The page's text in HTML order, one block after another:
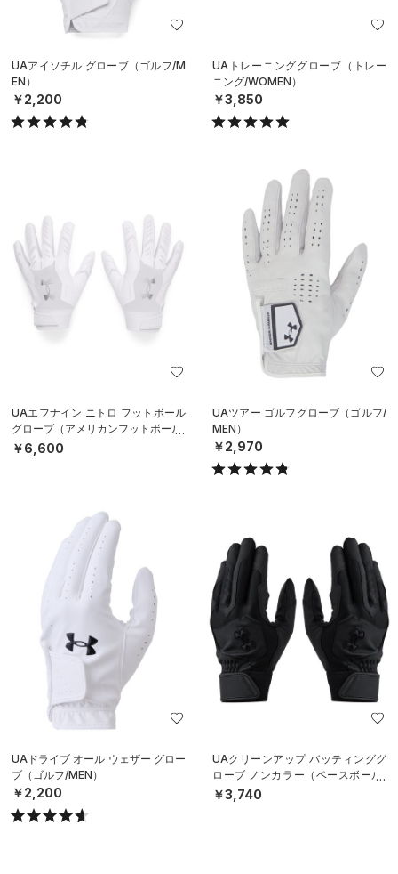
UAアイソチル グローブ（ゴルフ/M
EN）
￥2,200
UAトレーニンググローブ（トレー
ニング/WOMEN）
￥3,850
UAエフナイン ニトロ フットボール
グローブ（アメリカンフットボール/
MEN）
￥6,600
UAツアー ゴルフグローブ（ゴルフ/
MEN）
￥2,970
UAドライブ オール ウェザー グロー
ブ（ゴルフ/MEN）
￥2,200
UAクリーンアップ バッティンググ
ローブ ノンカラー（ベースボール/
MEN）
￥3,740